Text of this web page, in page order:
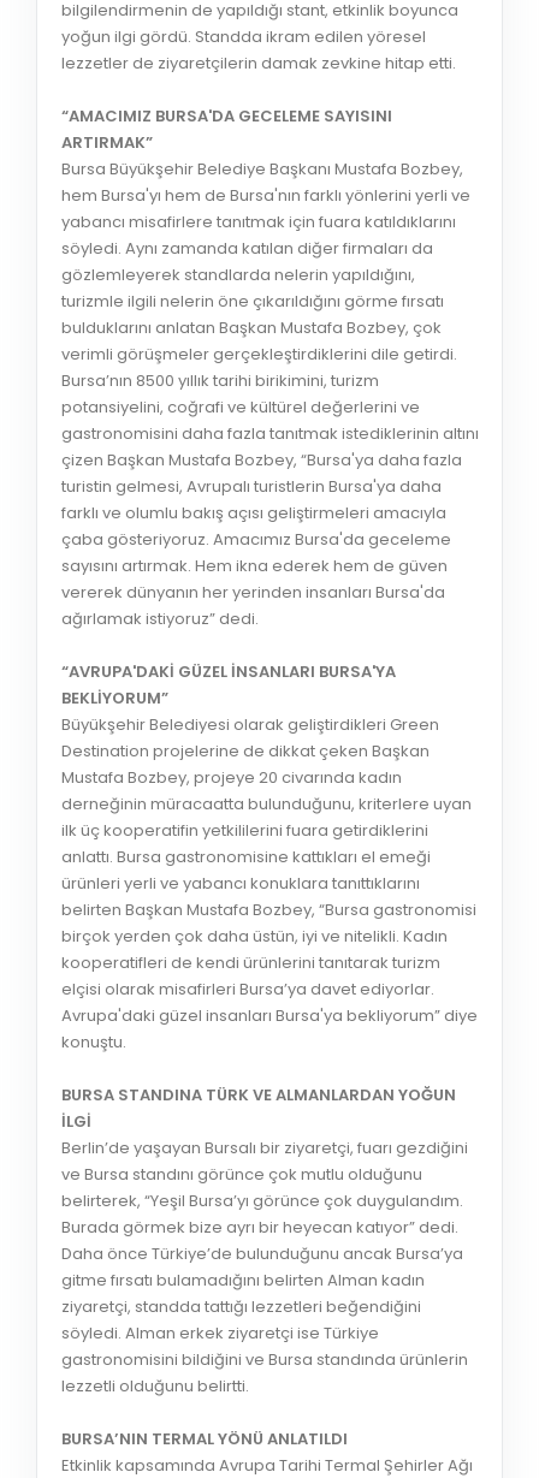
bilgilendirmenin de yapıldığı stant, etkinlik boyunca
yoğun ilgi gördü. Standda ikram edilen yöresel
lezzetler de ziyaretçilerin damak zevkine hitap etti.
“AMACIMIZ BURSA'DA GECELEME SAYISINI
ARTIRMAK”
Bursa Büyükşehir Belediye Başkanı Mustafa Bozbey,
hem Bursa'yı hem de Bursa'nın farklı yönlerini yerli ve
yabancı misafirlere tanıtmak için fuara katıldıklarını
söyledi. Aynı zamanda katılan diğer firmaları da
gözlemleyerek standlarda nelerin yapıldığını,
turizmle ilgili nelerin öne çıkarıldığını görme fırsatı
bulduklarını anlatan Başkan Mustafa Bozbey, çok
verimli görüşmeler gerçekleştirdiklerini dile getirdi.
Bursa’nın 8500 yıllık tarihi birikimini, turizm
potansiyelini, coğrafi ve kültürel değerlerini ve
gastronomisini daha fazla tanıtmak istediklerinin altını
çizen Başkan Mustafa Bozbey, “Bursa'ya daha fazla
turistin gelmesi, Avrupalı turistlerin Bursa'ya daha
farklı ve olumlu bakış açısı geliştirmeleri amacıyla
çaba gösteriyoruz. Amacımız Bursa'da geceleme
sayısını artırmak. Hem ikna ederek hem de güven
vererek dünyanın her yerinden insanları Bursa'da
ağırlamak istiyoruz” dedi.
“AVRUPA'DAKİ GÜZEL İNSANLARI BURSA'YA
BEKLİYORUM”
Büyükşehir Belediyesi olarak geliştirdikleri Green
Destination projelerine de dikkat çeken Başkan
Mustafa Bozbey, projeye 20 civarında kadın
derneğinin müracaatta bulunduğunu, kriterlere uyan
ilk üç kooperatifin yetkililerini fuara getirdiklerini
anlattı. Bursa gastronomisine kattıkları el emeği
ürünleri yerli ve yabancı konuklara tanıttıklarını
belirten Başkan Mustafa Bozbey, “Bursa gastronomisi
birçok yerden çok daha üstün, iyi ve nitelikli. Kadın
kooperatifleri de kendi ürünlerini tanıtarak turizm
elçisi olarak misafirleri Bursa’ya davet ediyorlar.
Avrupa'daki güzel insanları Bursa'ya bekliyorum” diye
konuştu.
BURSA STANDINA TÜRK VE ALMANLARDAN YOĞUN
İLGİ
Berlin’de yaşayan Bursalı bir ziyaretçi, fuarı gezdiğini
ve Bursa standını görünce çok mutlu olduğunu
belirterek, “Yeşil Bursa’yı görünce çok duygulandım.
Burada görmek bize ayrı bir heyecan katıyor” dedi.
Daha önce Türkiye’de bulunduğunu ancak Bursa’ya
gitme fırsatı bulamadığını belirten Alman kadın
ziyaretçi, standda tattığı lezzetleri beğendiğini
söyledi. Alman erkek ziyaretçi ise Türkiye
gastronomisini bildiğini ve Bursa standında ürünlerin
lezzetli olduğunu belirtti.
BURSA’NIN TERMAL YÖNÜ ANLATILDI
Etkinlik kapsamında Avrupa Tarihi Termal Şehirler Ağı